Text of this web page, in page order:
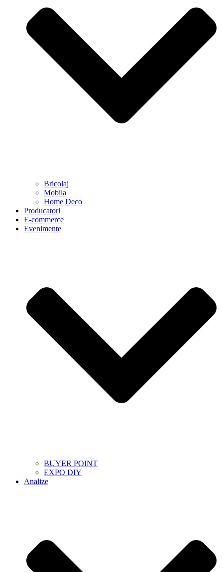
Bricolaj
Mobila
Home Deco
Producatori
E-commerce
Evenimente
BUYER POINT
EXPO DIY
Analize